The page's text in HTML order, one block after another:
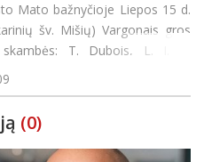
Mato bažnyčioje Liepos 15 d.
šv. Mišių) Vargonais gros
T. Dubois, L. J. A.
S. K. Elert, G. Faur&eacut
(0)